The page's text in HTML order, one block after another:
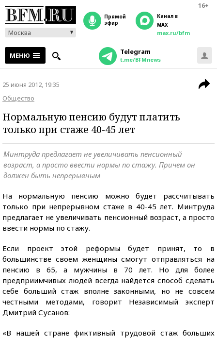
16+
Москва
прямой
эфир
Канал в
MAX
max.ru/bfm
МЕНЮ Telegram
t.me/BFMnews
25 июня 2012, 19:35
Общество
Нормальную пенсию будут платить
только при стаже 40-45 лет
Минтруда предлагает не увеличивать пенсионный
возраст, а просто ввести нормы по стажу. Причем он
должен быть непрерывным
На нормальную пенсию можно будет рассчитывать
только при непрерывном стаже в 40-45 лет. Минтруда
предлагает не увеличивать пенсионный возраст, а просто
ввести нормы по стажу.
Если проект этой реформы будет принят, то в
большинстве своем женщины смогут отправляться на
пенсию в 65, а мужчины в 70 лет. Но для более
предприимчивых людей всегда найдется способ сделать
себе больший стаж вполне законными, но не совсем
честными методами, говорит Независимый эксперт
Дмитрий Сусанов:
«В нашей стране фиктивный трудовой стаж больших